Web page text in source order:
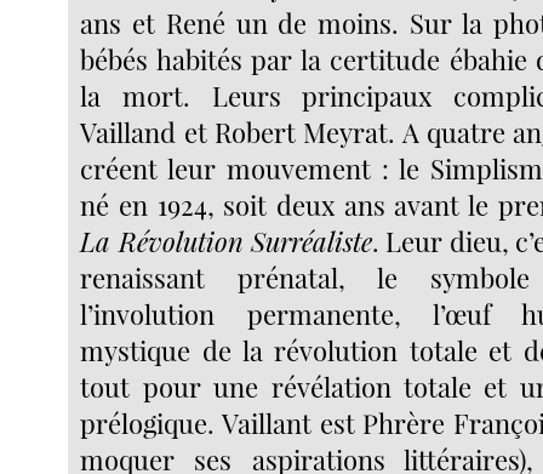
ans et René un de moins. Sur la
bébés habités par la certitude ébahie
la mort. Leurs principaux
Vailland et Robert Meyrat. A quatre
créent leur mouvement : le
né en 1924, soit deux ans avant le
La Révolution Surréaliste. Leur dieu,
renaissant prénatal, le
l’involution permanente, l’œuf
mystique de la révolution totale et
tout pour une révélation totale et
prélogique. Vaillant est Phrère
moquer ses aspirations